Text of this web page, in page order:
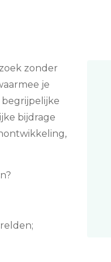
zonder
je
bijdrage